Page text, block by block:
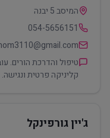
המיסב 5 יבנה
054-5656151
טיפול והדרכת הורים.
קליניקה פרטית ונגישה.
ג'יין גורפינקל